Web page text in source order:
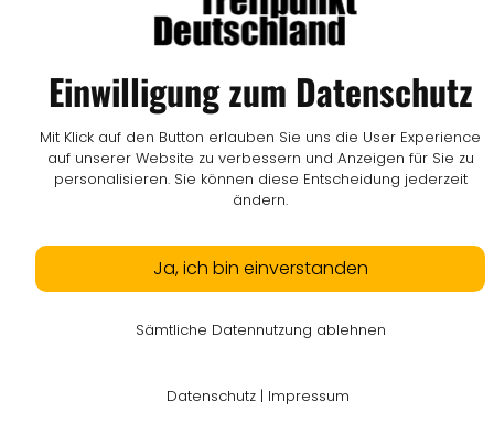
Einwilligung zum Datenschutz
Mit Klick auf den Button erlauben Sie uns die User Experience
auf unserer Website zu verbessern und Anzeigen für Sie zu
personalisieren. Sie können diese Entscheidung jederzeit
ändern.
Ja, ich bin einverstanden
Sämtliche Datennutzung ablehnen
Datenschutz | Impressum